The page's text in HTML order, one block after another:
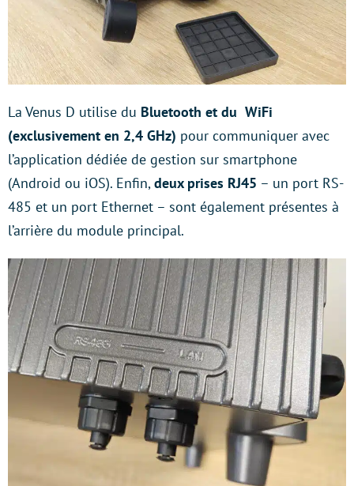
La Venus D utilise du Bluetooth et du WiFi
(exclusivement en 2,4 GHz) pour communiquer avec
l’application dédiée de gestion sur smartphone
(Android ou iOS). Enfin,deux prises RJ45 – un port RS-
485 et un port Ethernet – sont également présentes à
l’arrière du module principal.